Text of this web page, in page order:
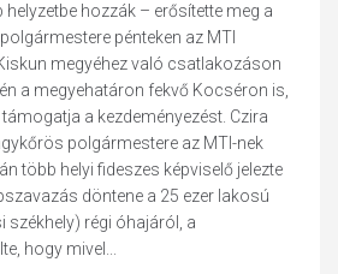
hozzák – erősítette meg a
pénteken az MTI
megyéhez való csatlakozáson
a megyehatáron fekvő Kocséron is,
a kezdeményezést. Czira
polgármestere az MTI-nek
több helyi fideszes képviselő jelezte
döntene a 25 ezer lakosú
székhely) régi óhajáról, a
hogy mivel...